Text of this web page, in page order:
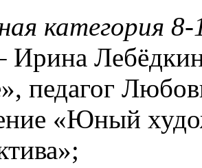
категория
Ирина
педагог
«Юный